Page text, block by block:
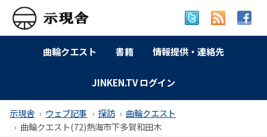
曲輪クエスト 書籍 情報提供・連絡先
JINKEN.TV ログイン
示現舎 ウェブ記事 探訪
曲輪クエスト
曲輪クエスト(72)熱海市下多賀和田木